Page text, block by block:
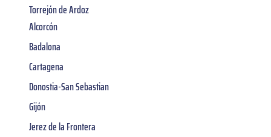
Torrejón de Ardoz
Alcorcón
Badalona
Cartagena
Donostia-San Sebastian
Gijón
Jerez de la Frontera